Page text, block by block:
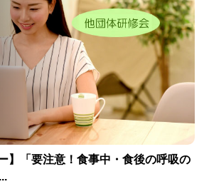
】「要注意！食事中・食後の呼吸の